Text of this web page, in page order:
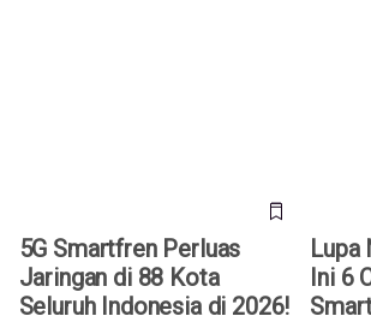
5G Smartfren Perluas
Jaringan di 88 Kota
Seluruh Indonesia di 2026!
Lupa
Ini 6